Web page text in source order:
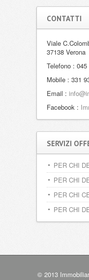
CONTATTI
Viale
37138 Verona
Telefono : 045
Mobile : 331
Email :
Facebook :
SERVIZI
PER CHI
PER CHI
PER CHI
PER CHI
© 2013